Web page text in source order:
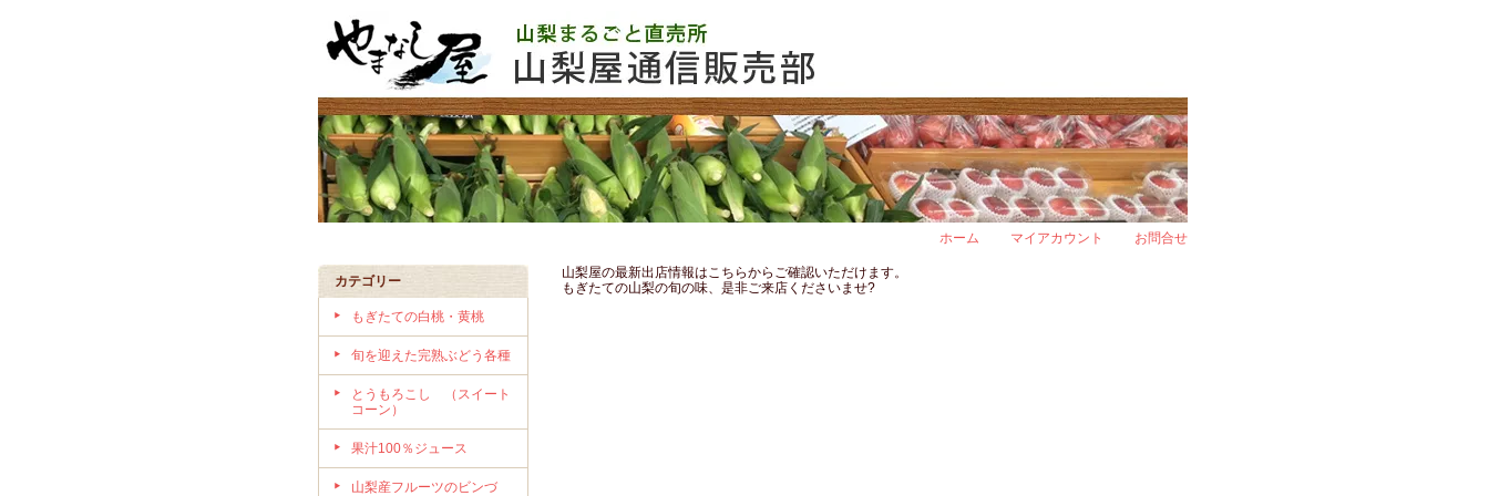
ホーム マイアカウント お問合せ
カテゴリー
もぎたての白桃・黄桃
旬を迎えた完熟ぶどう各種
とうもろこし （スイート
コーン）
果汁100％ジュース
山梨産フルーツのビンづ
山梨屋の最新出店情報はこちらからご確認いただけます。
もぎたての山梨の旬の味、是非ご来店くださいませ?